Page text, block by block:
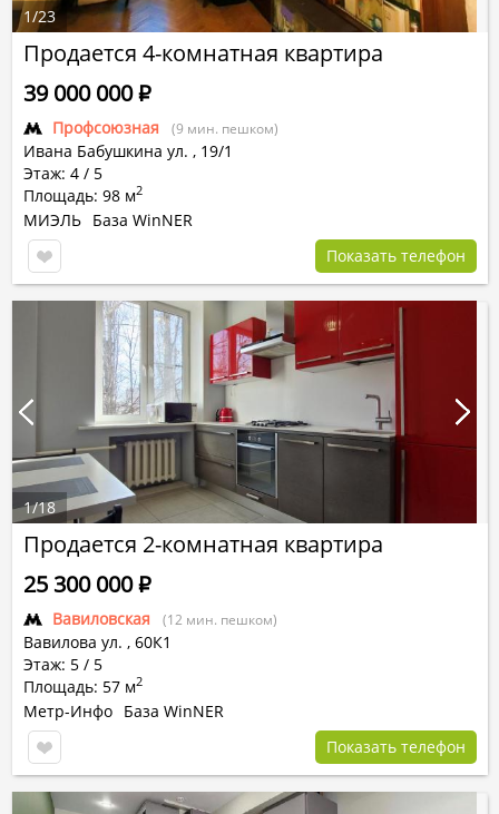
Продается 4-комнатная квартира
Профсоюзная (9 мин. пешком)
Ивана Бабушкина ул. , 19/1
Этаж: 4 / 5
Площадь: 98 м2
39 000 000Р
МИЭЛЬ База WinNER
Показать телефон
1/23
Продается 2-комнатная квартира
Вавиловская (12 мин. пешком)
Вавилова ул. , 60К1
Этаж: 5 / 5
Площадь: 57 м2
25 300 000Р
Метр-Инфо База WinNER
Показать телефон
1/18